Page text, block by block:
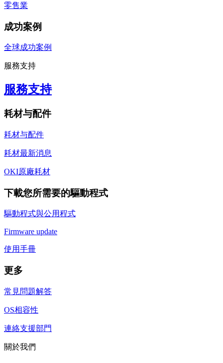
零售業
成功案例
全球成功案例
服務支持
服務支持
耗材与配件
耗材与配件
耗材最新消息
OKI原廠耗材
下載您所需要的驅動程式
驅動程式與公用程式
Firmware update
使用手冊
更多
常見問題解答
OS相容性
連絡支援部門
關於我們